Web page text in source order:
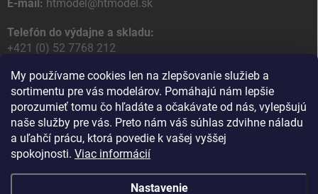
My používame cookies len na zlepšovanie služieb a
sortimentu pre vás modelárov. Pomáhajú nám lepšie
porozumieť tomu čo hľadáte a očakávate od nás, vylepšujú
naše služby pre vás. Preto nám váš súhlas zdvihne náladu
a uľahčí prácu, ktorá povedie k vašej vyššej
spokojnosti. Viac informácií
Nastavenie
E-mail: htmodel@htmodel.sk
Telefón do výdajne a skladu:
+421 (0) 52 7768 212
Poštová / Odberná adresa:
HT model
Na letisko 49
058 01 Poprad
Slovenská Republika